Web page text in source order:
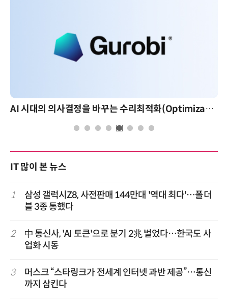
AI 시대의 의사결정을 바꾸는 수리최적화(Optimization): 실제 산업 적용 사례와 활용 전략
IT 많이 본 뉴스
1
삼성 갤럭시Z8, 사전판매 144만대 '역대 최다'…폴더
블 3종 통했다
2
中 통신사, 'AI 토큰'으로 분기 2兆 벌었다…한국도 사
업화 시동
3
머스크 “스타링크가 전세계 인터넷 과반 제공”…통신
까지 삼킨다